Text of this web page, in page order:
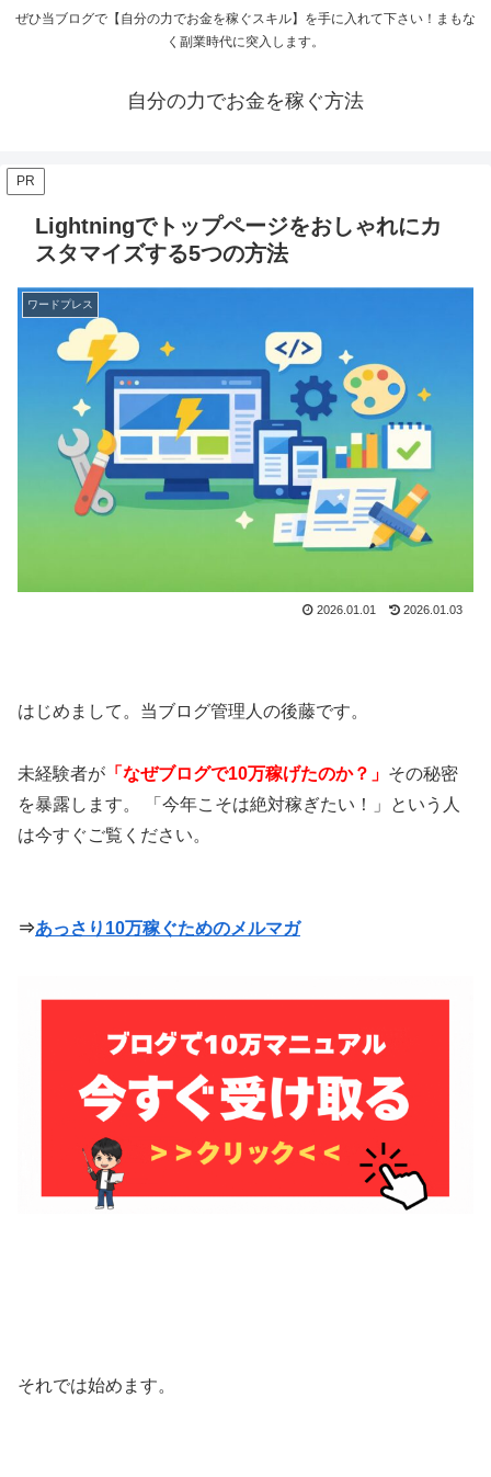
ぜひ当ブログで【自分の力でお金を稼ぐスキル】を手に入れて下さい！まもな
く副業時代に突入します。
自分の力でお金を稼ぐ方法
PR
Lightningでトップページをおしゃれにカ
スタマイズする5つの方法
ワードプレス
2026.01.01 2026.01.03
はじめまして。当ブログ管理人の後藤です。
未経験者が 「なぜブログで10万稼げたのか？」 その秘密
を暴露します。 「今年こそは絶対稼ぎたい！」という人
は今すぐご覧ください。
⇒あっさり10万稼ぐためのメルマガ
それでは始めます。